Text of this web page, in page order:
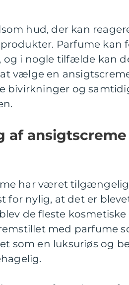
hud, der kan
Parfume kan
og i nogle tilfælde kan
vælge en
bivirkninger og
af
har været
for nylig, at det er
de fleste
med parfume
som en luksuriøs og